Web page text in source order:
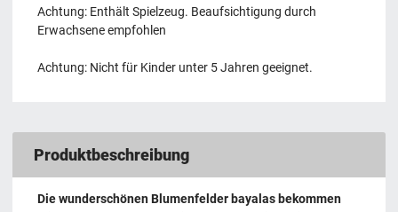
Achtung: Enthält Spielzeug. Beaufsichtigung durch
Erwachsene empfohlen
Achtung: Nicht für Kinder unter 5 Jahren geeignet.
Produktbeschreibung
Die wunderschönen Blumenfelder bayalas bekommen